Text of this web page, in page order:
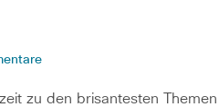
zu den brisantesten Themen